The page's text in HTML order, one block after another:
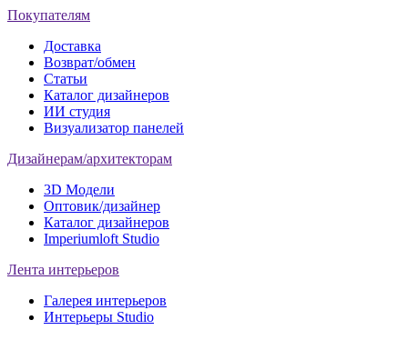
Покупателям
Доставка
Возврат/обмен
Статьи
Каталог дизайнеров
ИИ студия
Визуализатор панелей
Дизайнерам/архитекторам
3D Модели
Оптовик/дизайнер
Каталог дизайнеров
Imperiumloft Studio
Лента интерьеров
Галерея интерьеров
Интерьеры Studio